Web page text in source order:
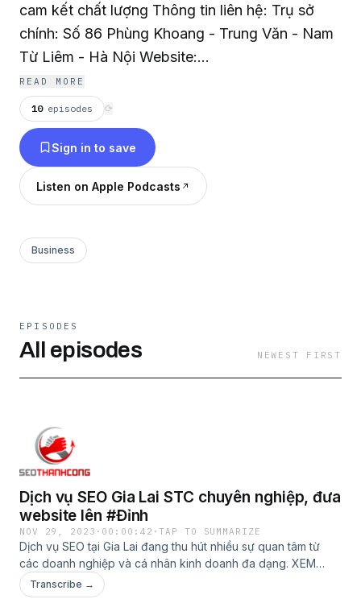
cam kết chất lượng Thông tin liên hệ: Trụ sở
chính: Số 86 Phùng Khoang - Trung Văn - Nam
Từ Liêm - Hà Nội Website:
https://seothanhcong.vn/ Điện thoại: 085 286
1999 Email: seothanhcong.vn@gmail.com Mon
- Sun: 8:30 - 17:30
READ MORE
10 episodes ⟳
Sign in to save
Listen on Apple Podcasts
Business
EPISODES
All episodes NEWEST FIRST
Dịch vụ SEO Gia Lai STC chuyên nghiệp, đưa
website lên #Đỉnh
NOV 29, 2023 · 00:00:42 ·TAP TO SUMMARIZE
Dịch vụ SEO tại Gia Lai đang thu hút nhiều sự quan tâm từ
các doanh nghiệp và cá nhân kinh doanh đa dạng. XEM
THÊM: https://seothanhcong.vn/dich-vu-seo-gia-lai/
Transcribe →